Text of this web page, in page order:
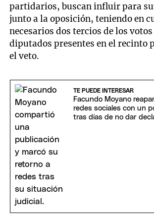
partidarios, buscan influir para
junto a la oposición, teniendo en
necesarios dos tercios de los votos
diputados presentes en el recinto
el veto.
TE PUEDE INTERESAR
Facundo Moyano
redes sociales con un
tras días de no dar